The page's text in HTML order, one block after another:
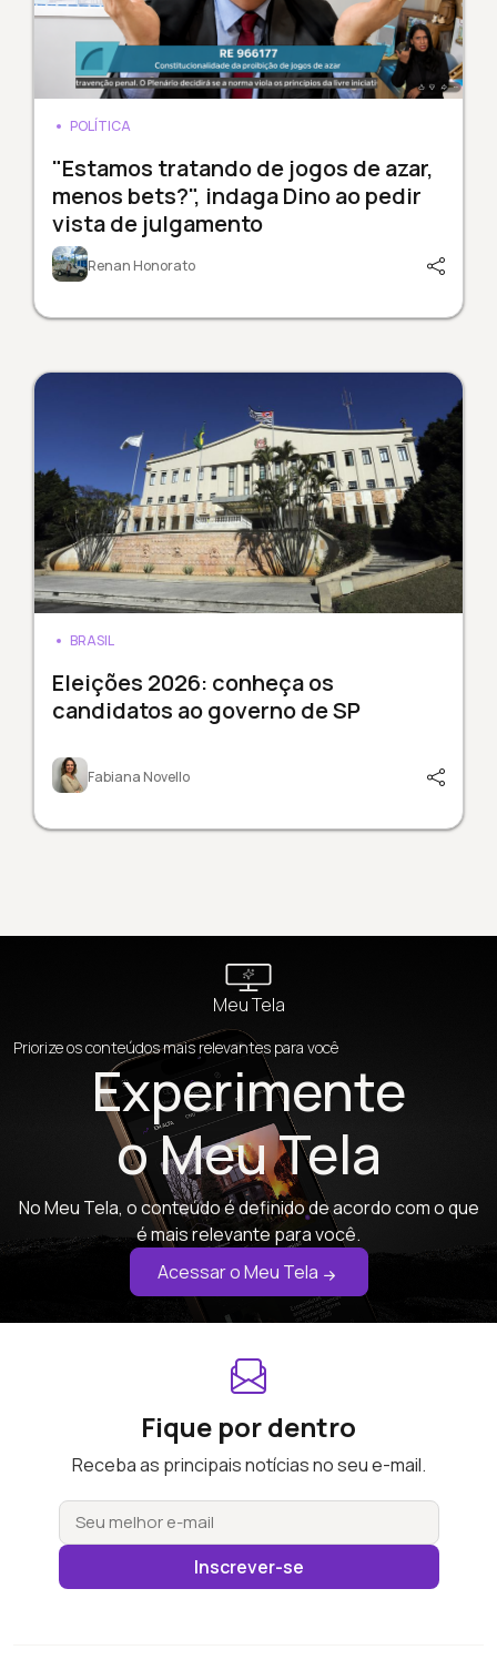
POLÍTICA
"Estamos tratando de jogos de azar,
menos bets?", indaga Dino ao pedir
vista de julgamento
Renan Honorato
BRASIL
Eleições 2026: conheça os
candidatos ao governo de SP
Fabiana Novello
Meu Tela
Priorize os conteúdos mais relevantes para você
Experimente
o Meu Tela
No Meu Tela, o conteúdo é definido de acordo com o que
é mais relevante para você.
Acessar o Meu Tela
Fique por dentro
Receba as principais notícias no seu e-mail.
Inscrever-se